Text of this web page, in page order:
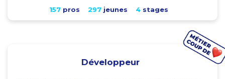
157pros 297jeunes 4stages
Développeur